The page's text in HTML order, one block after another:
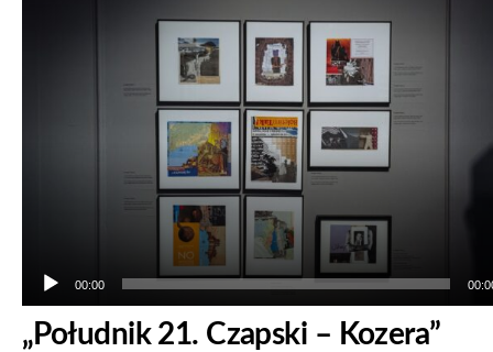
00:00
„Południk 21. Czapski – Kozera”